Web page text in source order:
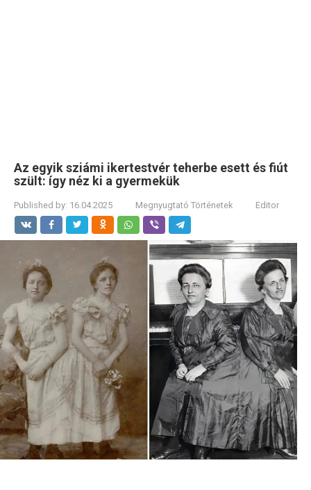
Az egyik sziámi ikertestvér teherbe esett és fiút
szült: így néz ki a gyermekük
Published by: 16.04.2025 Megnyugtató Történetek Editor